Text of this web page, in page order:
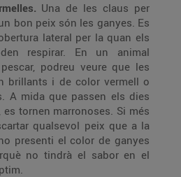
Una de les claus per
bon peix són les ganyes. Es
lateral per la quan els
respirar. En un animal
podreu veure que les
brillants i de color vermell o
A mida que passen els dies
es tornen marronoses. Si més
qualsevol peix que a la
presenti el color de ganyes
no tindrà el sabor en el